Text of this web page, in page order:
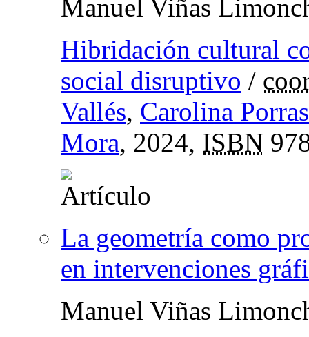
Manuel Viñas
Hibridación cultural
social disruptivo /
Vallés, Carolina
Mora, 2024, ISBN
La geometría como
en intervenciones
Manuel Viñas